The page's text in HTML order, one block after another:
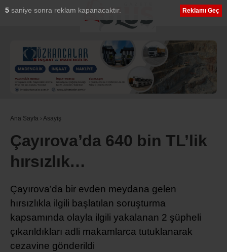
Ana Sayfa › Asayiş
Çayırova’da 640 bin TL’lik
hırsızlık…
Çayırova’da bir evden meydana gelen
hırsızlıkla ilgili başlatılan soruşturma
kapsamında olayla ilgili yakalanan 2 şüpheli
çıkarıldıkları adli makamlarca tutuklanarak
cezavine gönderildi
4 saniye sonra reklam kapanacaktır. Reklamı Geç